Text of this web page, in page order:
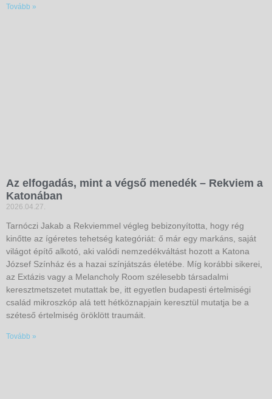
Tovább »
Az elfogadás, mint a végső menedék – Rekviem a
Katonában
2026.04.27.
Tarnóczi Jakab a Rekviemmel végleg bebizonyította, hogy rég
kinőtte az ígéretes tehetség kategóriát: ő már egy markáns, saját
világot építő alkotó, aki valódi nemzedékváltást hozott a Katona
József Színház és a hazai színjátszás életébe. Míg korábbi sikerei,
az Extázis vagy a Melancholy Room szélesebb társadalmi
keresztmetszetet mutattak be, itt egyetlen budapesti értelmiségi
család mikroszkóp alá tett hétköznapjain keresztül mutatja be a
széteső értelmiség öröklött traumáit.
Tovább »